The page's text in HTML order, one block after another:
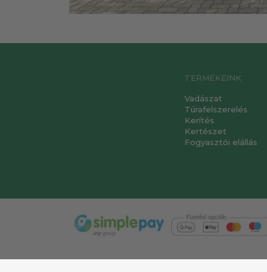
TERMÉKEINK
Vadászat
Túrafelszerelés
Kerítés
Kertészet
Fogyasztói elállás